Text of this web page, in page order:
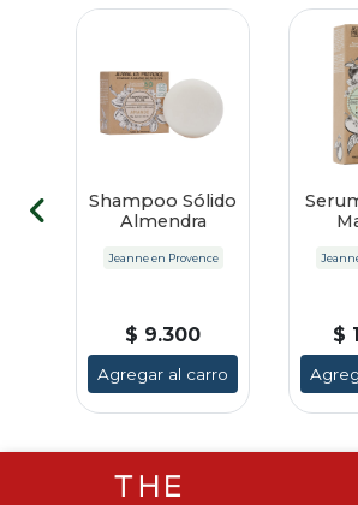
Shampoo Sólido
Almendra
Jeanne en Provence
$ 9.300
Agregar al carro
$